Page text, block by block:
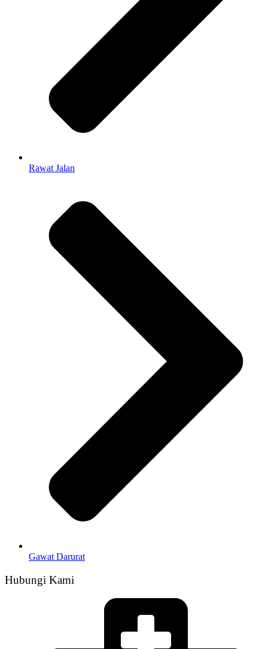
Rawat Jalan
Gawat Darurat
Hubungi Kami